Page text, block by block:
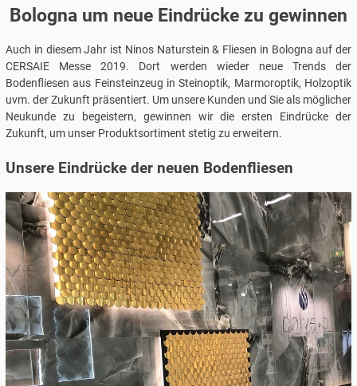
Bologna um neue Eindrücke zu gewinnen
Auch in diesem Jahr ist Ninos Naturstein & Fliesen in Bologna auf der
CERSAIE Messe 2019. Dort werden wieder neue Trends der
Bodenfliesen aus Feinsteinzeug in Steinoptik, Marmoroptik, Holzoptik
uvm. der Zukunft präsentiert. Um unsere Kunden und Sie als möglicher
Neukunde zu begeistern, gewinnen wir die ersten Eindrücke der
Zukunft, um unser Produktsortiment stetig zu erweitern.
Unsere Eindrücke der neuen Bodenfliesen